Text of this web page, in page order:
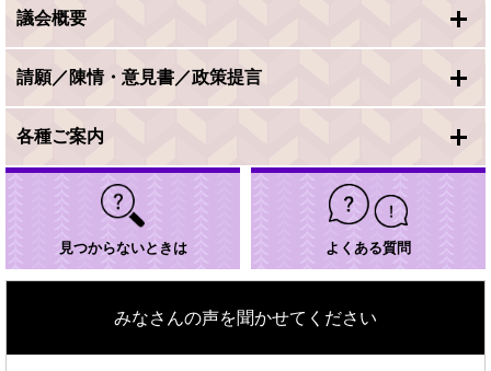
議会概要
請願／陳情・意見書／政策提言
各種ご案内
見つからないときは よくある質問
みなさんの声を聞かせてください